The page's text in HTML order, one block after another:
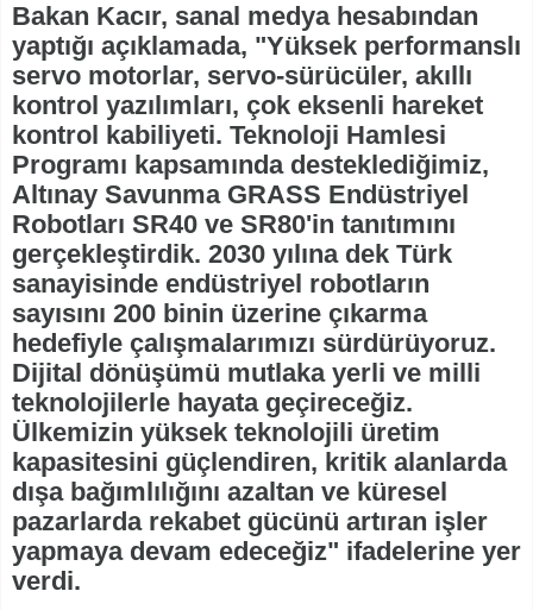
Bakan Kacır, sanal medya hesabından
yaptığı açıklamada, "Yüksek performanslı
servo motorlar, servo-sürücüler, akıllı
kontrol yazılımları, çok eksenli hareket
kontrol kabiliyeti. Teknoloji Hamlesi
Programı kapsamında desteklediğimiz,
Altınay Savunma GRASS Endüstriyel
Robotları SR40 ve SR80'in tanıtımını
gerçekleştirdik. 2030 yılına dek Türk
sanayisinde endüstriyel robotların
sayısını 200 binin üzerine çıkarma
hedefiyle çalışmalarımızı sürdürüyoruz.
Dijital dönüşümü mutlaka yerli ve milli
teknolojilerle hayata geçireceğiz.
Ülkemizin yüksek teknolojili üretim
kapasitesini güçlendiren, kritik alanlarda
dışa bağımlılığını azaltan ve küresel
pazarlarda rekabet gücünü artıran işler
yapmaya devam edeceğiz" ifadelerine yer
verdi.